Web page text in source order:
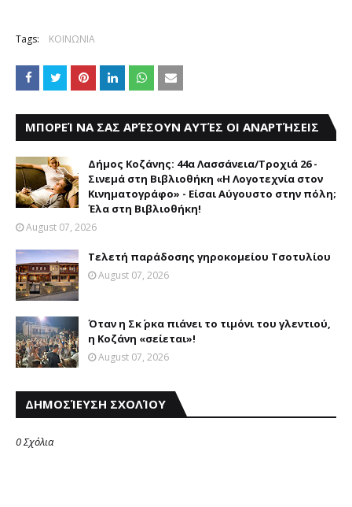
Tags: ΚΟΙΝΩΝΙΑ
ΜΠΟΡΕΊ ΝΑ ΣΑΣ ΑΡΈΣΟΥΝ ΑΥΤΈΣ ΟΙ ΑΝΑΡΤΉΣΕΙΣ
Δήμος Κοζάνης: 44α Λασσάνεια/Τροχιά 26 -
Σινεμά στη Βιβλιοθήκη «Η Λογοτεχνία στον
Κινηματογράφο» - Είσαι Αύγουστο στην πόλη;
Έλα στη Βιβλιοθήκη!
August 07, 2026
Τελετή παράδοσης γηροκομείου Τσοτυλίου
August 07, 2026
Όταν η Σκ΄ ρκα πιάνει το τιμόνι του γλεντιού,
η Κοζάνη «σείεται»!
August 07, 2026
ΔΗΜΟΣΊΕΥΣΗ ΣΧΟΛΊΟΥ
0 Σχόλια